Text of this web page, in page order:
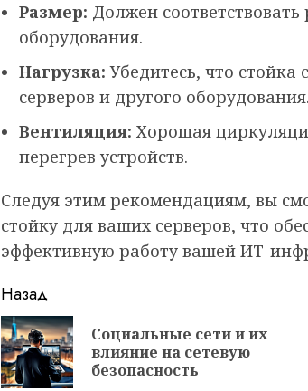
Размер: Должен
оборудования.
Нагрузка: Убедитесь, что стойка
серверов и другого оборудования.
Вентиляция: Хорошая
перегрев устройств.
Следуя этим рекомендациям, вы
стойку для ваших серверов, что
эффективную работу вашей ИТ-
Продолжить
чтение
Назад
Социальные сети и их
влияние на сетевую
безопасность